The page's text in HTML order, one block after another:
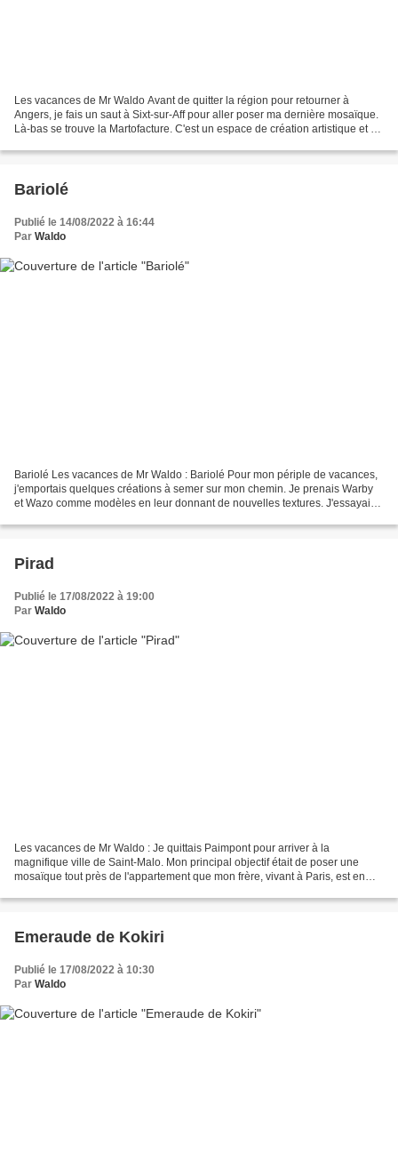
Les vacances de Mr Waldo Avant de quitter la région pour retourner à
Angers, je fais un saut à Sixt-sur-Aff pour aller poser ma dernière mosaïque.
Là-bas se trouve la Martofacture. C'est un espace de création artistique et de
Bariolé
Publié le 14/08/2022 à 16:44
Par Waldo
Bariolé Les vacances de Mr Waldo : Bariolé Pour mon périple de vacances,
j'emportais quelques créations à semer sur mon chemin. Je prenais Warby
et Wazo comme modèles en leur donnant de nouvelles textures. J'essayais
Pirad
Publié le 17/08/2022 à 19:00
Par Waldo
Les vacances de Mr Waldo : Je quittais Paimpont pour arriver à la
magnifique ville de Saint-Malo. Mon principal objectif était de poser une
mosaïque tout près de l'appartement que mon frère, vivant à Paris, est en
Emeraude de Kokiri
Publié le 17/08/2022 à 10:30
Par Waldo